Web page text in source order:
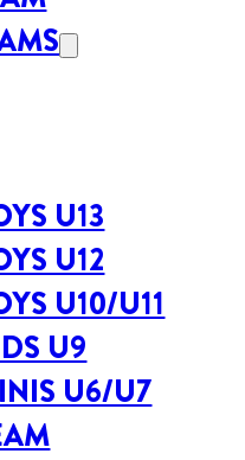
U13
U12
U10/U11
U9
U6/U7